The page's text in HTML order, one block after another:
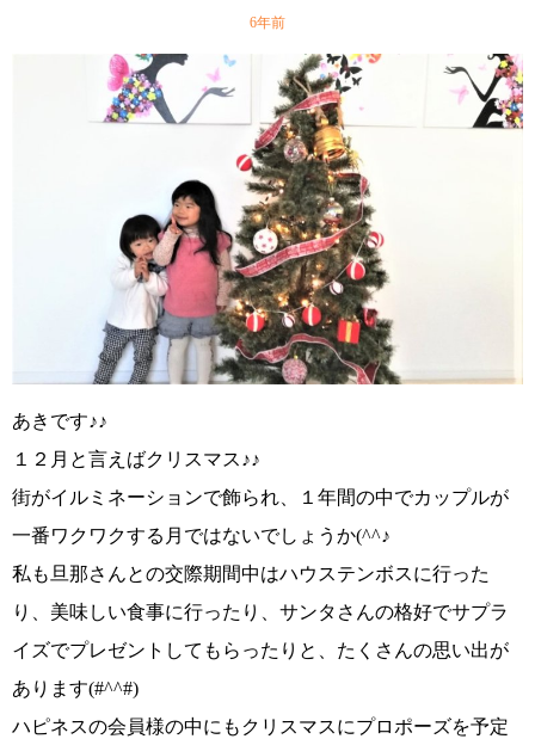
6年前
あきです♪♪
１２月と言えばクリスマス♪♪
街がイルミネーションで飾られ、１年間の中でカップルが
一番ワクワクする月ではないでしょうか(^^♪
私も旦那さんとの交際期間中はハウステンボスに行った
り、美味しい食事に行ったり、サンタさんの格好でサプラ
イズでプレゼントしてもらったりと、たくさんの思い出が
あります(#^^#)
ハピネスの会員様の中にもクリスマスにプロポーズを予定